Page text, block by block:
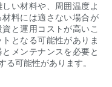
い材料や、周囲温度よ
料には適さない場合が
と運用コストが高いこ
となる可能性がありま
メンテナンスを必要と
る可能性があります。